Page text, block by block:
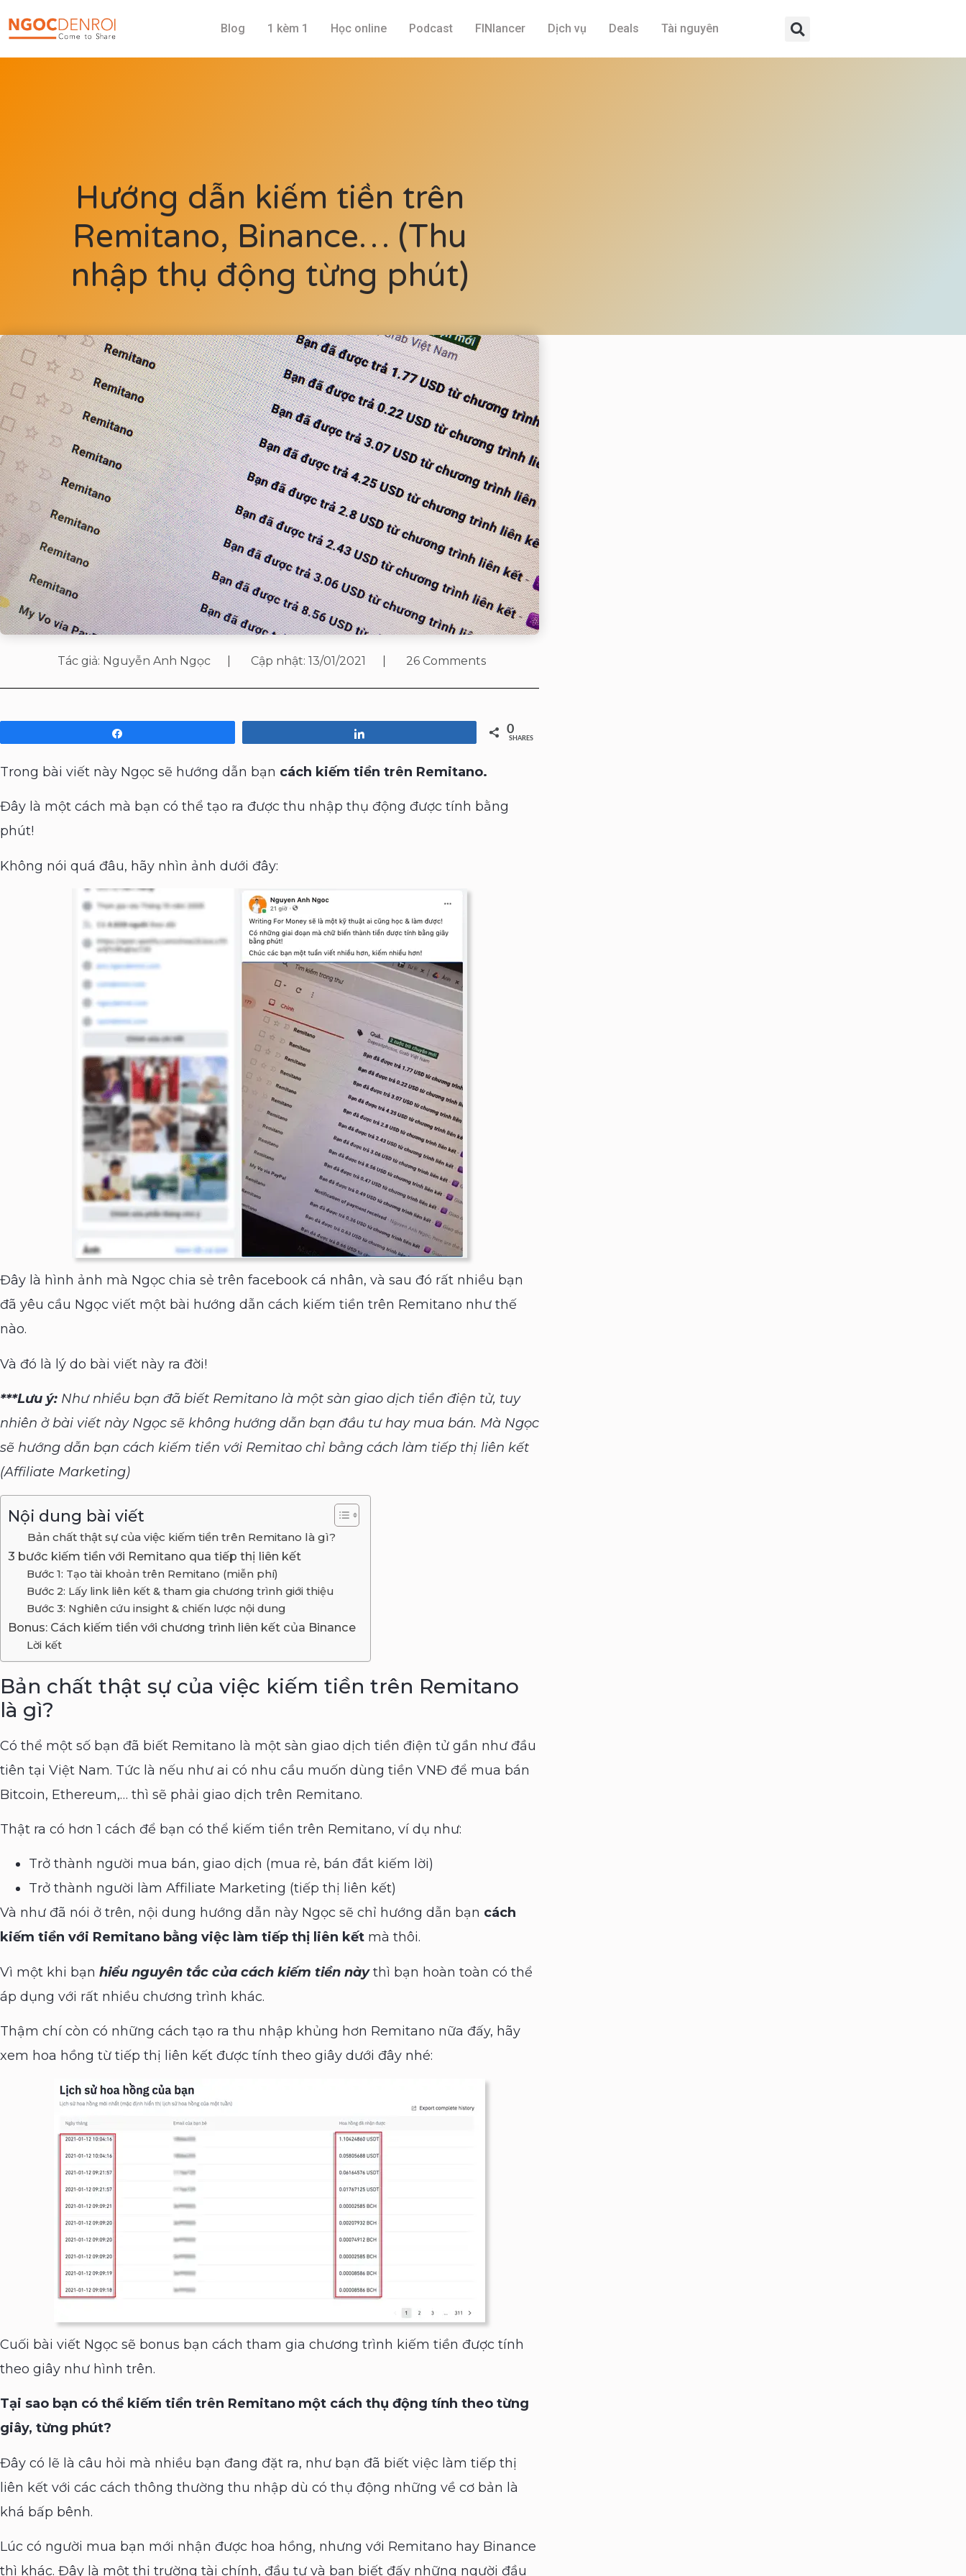
Blog 1 kèm 1 Học online Podcast FINlancer Dịch vụ Deals Tài nguyên
Hướng dẫn kiếm tiền trên
Remitano, Binance… (Thu
nhập thụ động từng phút)
Tác giả: Nguyễn Anh Ngọc Cập nhật: 13/01/2021 26 Comments
0
SHARES
Trong bài viết này Ngọc sẽ hướng dẫn bạn cách kiếm tiền trên Remitano.
Đây là một cách mà bạn có thể tạo ra được thu nhập thụ động được tính bằng
phút!
Không nói quá đâu, hãy nhìn ảnh dưới đây:
Đây là hình ảnh mà Ngọc chia sẻ trên facebook cá nhân, và sau đó rất nhiều bạn
đã yêu cầu Ngọc viết một bài hướng dẫn cách kiếm tiền trên Remitano như thế
nào.
Và đó là lý do bài viết này ra đời!
***Lưu ý: Như nhiều bạn đã biết Remitano là một sàn giao dịch tiền điện tử, tuy
nhiên ở bài viết này Ngọc sẽ không hướng dẫn bạn đầu tư hay mua bán. Mà Ngọc
sẽ hướng dẫn bạn cách kiếm tiền với Remitao chỉ bằng cách làm tiếp thị liên kết
(Affiliate Marketing)
Nội dung bài viết
Bản chất thật sự của việc kiếm tiền trên Remitano là gì?
3 bước kiếm tiền với Remitano qua tiếp thị liên kết
Bước 1: Tạo tài khoản trên Remitano (miễn phí)
Bước 2: Lấy link liên kết & tham gia chương trình giới thiệu
Bước 3: Nghiên cứu insight & chiến lược nội dung
Bonus: Cách kiếm tiền với chương trình liên kết của Binance
Lời kết
Bản chất thật sự của việc kiếm tiền trên Remitano
là gì?
Có thể một số bạn đã biết Remitano là một sàn giao dịch tiền điện tử gần như đầu
tiên tại Việt Nam. Tức là nếu như ai có nhu cầu muốn dùng tiền VNĐ để mua bán
Bitcoin, Ethereum,… thì sẽ phải giao dịch trên Remitano.
Thật ra có hơn 1 cách để bạn có thể kiếm tiền trên Remitano, ví dụ như:
Trở thành người mua bán, giao dịch (mua rẻ, bán đắt kiếm lời)
Trở thành người làm Affiliate Marketing (tiếp thị liên kết)
Và như đã nói ở trên, nội dung hướng dẫn này Ngọc sẽ chỉ hướng dẫn bạn cách
kiếm tiền với Remitano bằng việc làm tiếp thị liên kết mà thôi.
Vì một khi bạn hiểu nguyên tắc của cách kiếm tiền nàythì bạn hoàn toàn có thể
áp dụng với rất nhiều chương trình khác.
Thậm chí còn có những cách tạo ra thu nhập khủng hơn Remitano nữa đấy, hãy
xem hoa hồng từ tiếp thị liên kết được tính theo giây dưới đây nhé:
Cuối bài viết Ngọc sẽ bonus bạn cách tham gia chương trình kiếm tiền được tính
theo giây như hình trên.
Tại sao bạn có thể kiếm tiền trên Remitano một cách thụ động tính theo từng
giây, từng phút?
Đây có lẽ là câu hỏi mà nhiều bạn đang đặt ra, như bạn đã biết việc làm tiếp thị
liên kết với các cách thông thường thu nhập dù có thụ động những về cơ bản là
khá bấp bênh.
Lúc có người mua bạn mới nhận được hoa hồng, nhưng với Remitano hay Binance
thì khác. Đây là một thị trường tài chính, đầu tư và bạn biết đấy những người đầu